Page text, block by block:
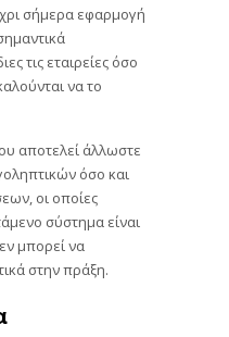
σήμερα εφαρμογή
τις εταιρείες όσο
να το
αποτελεί άλλωστε
όσο και
οι οποίες
σύστημα είναι
μπορεί να
στην πράξη.